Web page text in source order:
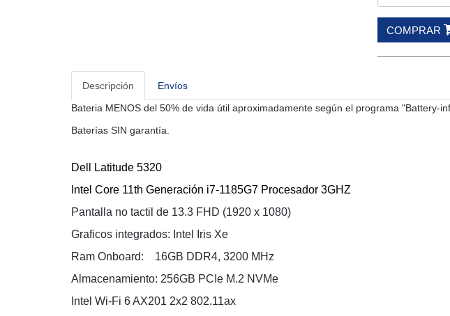
COMPRAR
Descripción
Envíos
Bateria MENOS del 50% de vida útil aproximadamente según el programa "Battery-
Baterías SIN garantía.
Dell Latitude 5320
Intel Core 11th Generación i7-1185G7 Procesador 3GHZ
Pantalla no tactil de 13.3 FHD (1920 x 1080)
Graficos integrados: Intel Iris Xe
Ram Onboard: 16GB DDR4, 3200 MHz
Almacenamiento: 256GB PCIe M.2 NVMe
Intel Wi-Fi 6 AX201 2x2 802.11ax